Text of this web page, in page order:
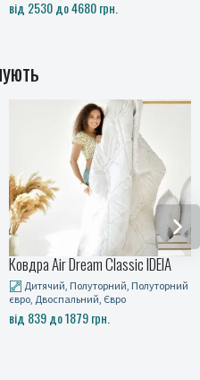
від 2530 до 4680 грн.
Classic IDEIA
Полуторний
Євро
Рушники
YENI, сірий